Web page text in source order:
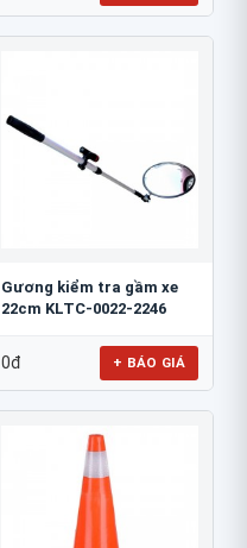
Gương kiểm tra gầm xe
22cm KLTC-0022-2246
0đ + BÁO GIÁ